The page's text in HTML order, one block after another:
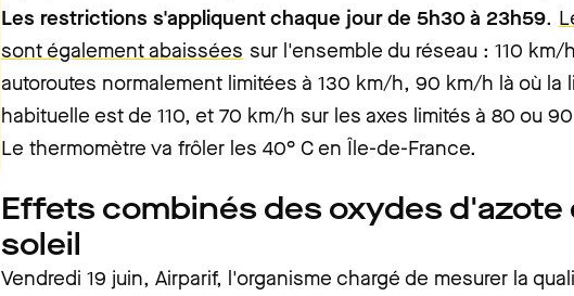
Les restrictions s'appliquent chaque jour de 5h30 à 23h59.
sont également abaissées sur l'ensemble du réseau : 110 km/
autoroutes normalement limitées à 130 km/h, 90 km/h là où la
habituelle est de 110, et 70 km/h sur les axes limités à 80 ou
Le thermomètre va frôler les 40° C en Île-de-France.
Effets combinés des oxydes d'azote
soleil
Vendredi 19 juin, Airparif, l'organisme chargé de mesurer la